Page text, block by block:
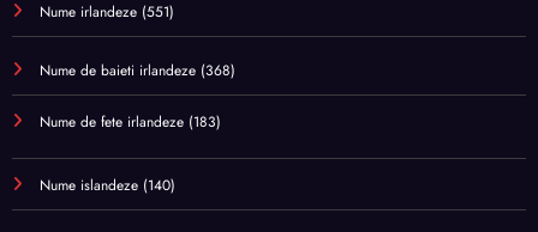
Nume irlandeze (551)
Nume de baieti irlandeze (368)
Nume de fete irlandeze (183)
Nume islandeze (140)